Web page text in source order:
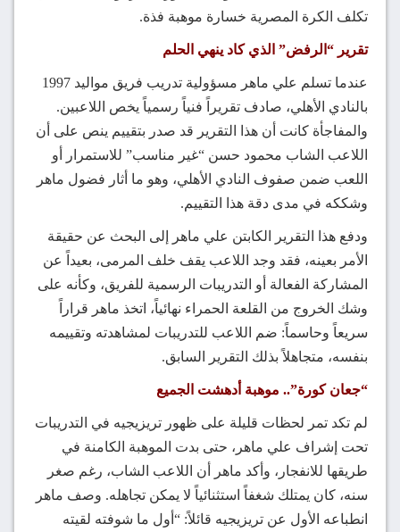
تكلف الكرة المصرية خسارة موهبة فذة.
تقرير “الرفض” الذي كاد ينهي الحلم
عندما تسلم علي ماهر مسؤولية تدريب فريق مواليد 1997
بالنادي الأهلي، صادف تقريراً فنياً رسمياً يخص اللاعبين.
والمفاجأة كانت أن هذا التقرير قد صدر بتقييم ينص على أن
اللاعب الشاب محمود حسن “غير مناسب” للاستمرار أو
اللعب ضمن صفوف النادي الأهلي، وهو ما أثار فضول ماهر
وشككه في مدى دقة هذا التقييم.
ودفع هذا التقرير الكابتن علي ماهر إلى البحث عن حقيقة
الأمر بعينه، فقد وجد اللاعب يقف خلف المرمى، بعيداً عن
المشاركة الفعالة أو التدريبات الرسمية للفريق، وكأنه على
وشك الخروج من القلعة الحمراء نهائياً، اتخذ ماهر قراراً
سريعاً وحاسماً: ضم اللاعب للتدريبات لمشاهدته وتقييمه
بنفسه، متجاهلاً بذلك التقرير السابق.
“جعان كورة”.. موهبة أدهشت الجميع
لم تكد تمر لحظات قليلة على ظهور تريزيجيه في التدريبات
تحت إشراف علي ماهر، حتى بدت الموهبة الكامنة في
طريقها للانفجار، وأكد ماهر أن اللاعب الشاب، رغم صغر
سنه، كان يمتلك شغفاً استثنائياً لا يمكن تجاهله. وصف ماهر
انطباعه الأول عن تريزيجيه قائلاً: “أول ما شوفته لقيته